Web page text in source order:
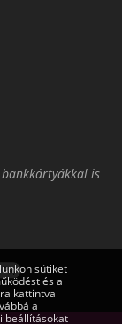
is
sütiket
és a
kattintva
a
beállításokat